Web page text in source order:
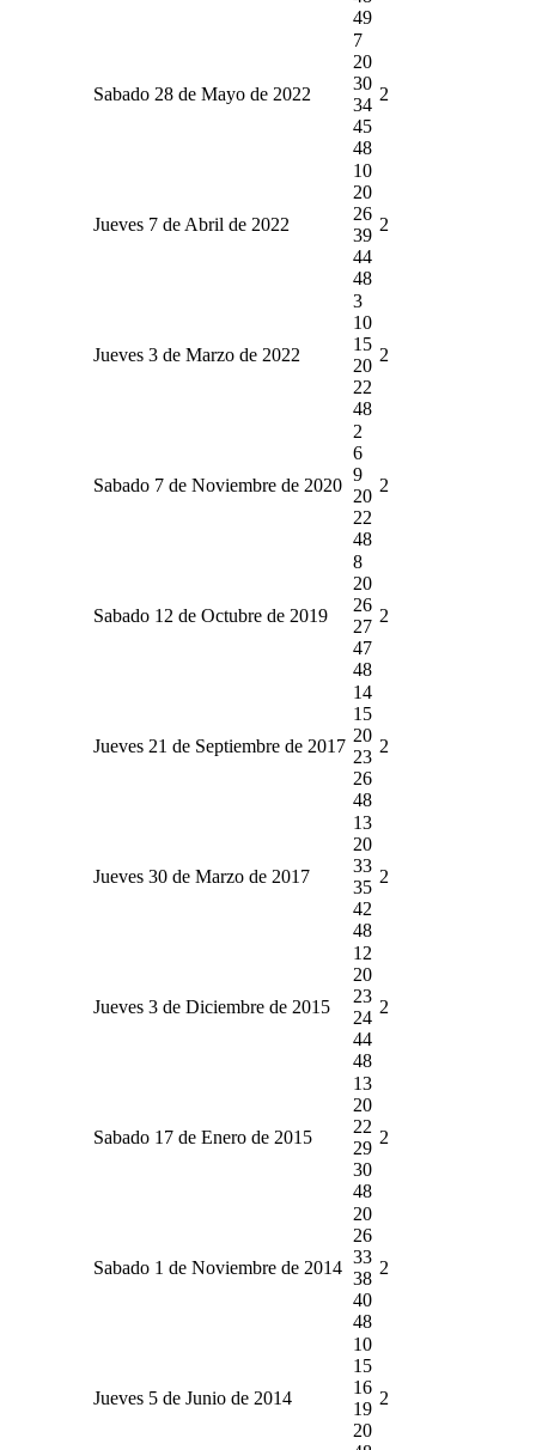
49
Sabado 28 de Mayo de 2022
7
20
30
34
45
48
2
Jueves 7 de Abril de 2022
10
20
26
39
44
48
2
Jueves 3 de Marzo de 2022
3
10
15
20
22
48
2
Sabado 7 de Noviembre de 2020
2
6
9
20
22
48
2
Sabado 12 de Octubre de 2019
8
20
26
27
47
48
2
Jueves 21 de Septiembre de 2017
14
15
20
23
26
48
2
Jueves 30 de Marzo de 2017
13
20
33
35
42
48
2
Jueves 3 de Diciembre de 2015
12
20
23
24
44
48
2
Sabado 17 de Enero de 2015
13
20
22
29
30
48
2
Sabado 1 de Noviembre de 2014
20
26
33
38
40
48
2
Jueves 5 de Junio de 2014
10
15
16
19
20
2